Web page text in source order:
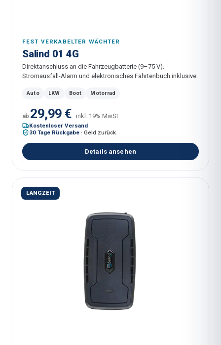
FEST VERKABELTER WÄCHTER
Salind 01 4G
Direktanschluss an die Fahrzeugbatterie (9–75 V).
Stromausfall-Alarm und elektronisches Fahrtenbuch inklusive.
Auto LKW Boot Motorrad
ab 29,99 € inkl. 19% MwSt.
Kostenloser Versand
30 Tage Rückgabe · Geld zurück
Details ansehen
LANGZEIT